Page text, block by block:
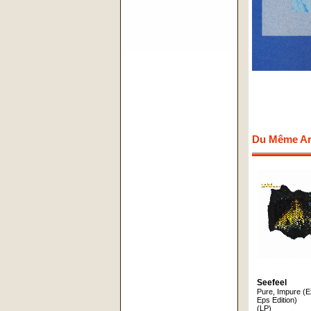
Du Même
Seefeel
Pure, Impure
Eps Edition)
(LP)